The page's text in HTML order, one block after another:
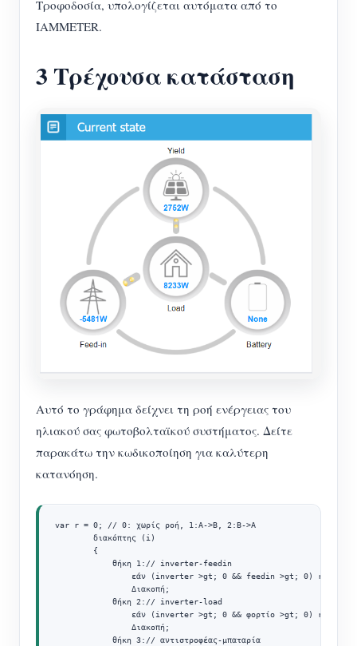
Τροφοδοσία, υπολογίζεται αυτόματα από το
IAMMETER.
3 Τρέχουσα κατάσταση
Αυτό το γράφημα δείχνει τη ροή ενέργειας του
ηλιακού σας φωτοβολταϊκού συστήματος. Δείτε
παρακάτω την κωδικοποίηση για καλύτερη
κατανόηση.
var r = 0; // 0: χωρίς ροή, 1:A->B, 2:B->A
        διακόπτης (i)
        {
            θήκη 1:// inverter-feedin
                εάν (inverter >gt; 0 && feedin >gt; 0) r = 1;
                Διακοπή;
            θήκη 2:// inverter-load
                εάν (inverter >gt; 0 && φορτίο >gt; 0) r = 1;
                Διακοπή;
            θήκη 3:// αντιστροφέας-μπαταρία